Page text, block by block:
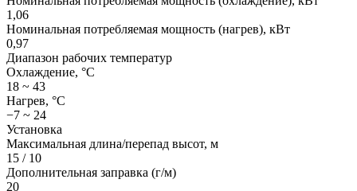
1,06
Номинальная потребляемая мощность (нагрев), кВт
0,97
Диапазон рабочих температур
Охлаждение, °С
18 ~ 43
Нагрев, °С
−7 ~ 24
Установка
Максимальная длина/перепад высот, м
15 / 10
Дополнительная заправка (г/м)
20